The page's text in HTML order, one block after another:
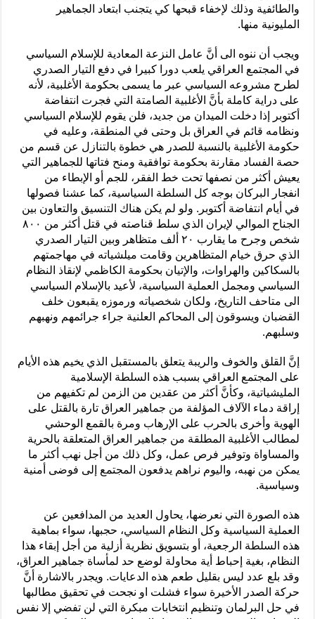
والطائفية وذلك لإخفاء قبحها كي يتجنب ابتعاد الجماهير
المليونية منها.
ويجب أن ننوه الى أنَّ عامل النزعة المعادية للإسلام السياسي
في المجتمع العراقي يلعب دورا كبيرا في دفع التيار الصدري
لطرح مشروعه السياسي عبر ما يسمى بحكومة الأغلبية، لأنه
على دراية كاملة بأنَّ الأغلبية الصامتة التي فجرت انتفاضة
أكتوبر إذا دخلت الميدان من جديد، فلن يقوم للإسلام السياسي
ونظامه قائم في العراق بل وحتى في المنطقة، وعليه في
حكومة الأغلبية بالنسبة للصدر هي خطوة بالتنازل عن قسم من
حصة الفساد مقارنة بحكومة توافقية ومنح فتاتها للجماهير التي
يعيش أكثر من نصفها تحت خط الفقر، للجم أو الإبطاء من
انفجار البركان بوجه كل السلطة السياسية، كما عشنا فصولها
في أيام انتفاضة أكتوبر. ولو لم يكن هناك التنسيق والتعاون بين
الجناح الموالي لإيران الذي سلط قناصته في قتل أكثر من ٨٠٠
شخص وجرح ما يقارب ٢٠ ألف متظاهر وبين التيار الصدري
الذي حرق خيام المتظاهرين وقامت ميلشياته في مهاجمتهم
بالسكاكين والهراوات، والإتيان بحكومة الكاظمي لإنقاذ النظام
السياسي ومجمل العملية السياسية، لأعيد بالإسلام السياسي
الى متاحف التاريخ، ولكان شخصياته ورموزه يقبعون خلف
القضبان ويسوقون إلى المحاكم العلنية جراء جرائمهم ونهبهم
وسلبهم.
إنَّ القلق والخوف والريبة يتعلق بالمستقبل الذي يخيم هذه الأيام
على المجتمع العراقي بسبب هذه السلطة الإسلامية
المليشياتية، وكأنَّ أكثر من عقدين من الزمن لم تكفيهم من
إراقة دماء الآلاف المؤلفة من جماهير العراق تارة بالقتل على
الهوية وأخرى بالحرب على الإرهاب ومرة بالقمع الوحشي
لمطالب الأغلبية المطلقة من جماهير العراق المتعلقة بالحرية
والمساواة وتوفير فرص عمل، وكل ذلك من أجل نهب أكثر ما
يمكن من نهبه، واليوم نراهم يدفعون المجتمع إلى فوضى أمنية
وسياسية.
هذه الصورة التي نعرضها، يحاول العديد من المدافعين عن
العملية السياسية وكل النظام السياسي، حجبها، سواء بماهية
هذه السلطة الرجعية، أو بتسويق نظرية أزلية من أجل إبقاء هذا
النظام، بغية إحباط أية محاولة لوضع حد لمأساة جماهير العراق،
وقد بلع عدد ليس بقليل طعم هذه الدعايات. ويجدر بالاشارة أنَّ
حركة الصدر الأخيرة سواء فشلت او نجحت في تحقيق مطالبها
في حل البرلمان وتنظيم انتخابات مبكرة التي لن تفضي إلا نفس